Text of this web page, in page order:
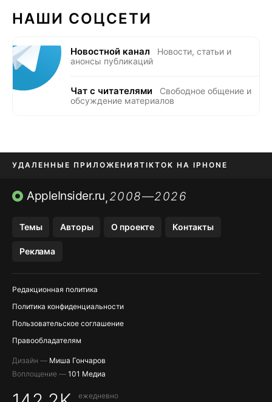
НАШИ СОЦСЕТИ
Новостной канал
Новости, статьи и
анонсы публикаций
Чат с читателями
Свободное общение и
обсуждение материалов
УДАЛЕННЫЕ ПРИЛОЖЕНИЯTIKTOK НА IPHONE
ПРИЛОЖЕНИЯ БЕЗ APP STORE
AppleInsider.ru,2008—2026
Темы Авторы О проекте Контакты
Реклама
Редакционная политика
Политика конфиденциальности
Пользовательское соглашение
Правообладателям
Дизайн — Миша Гончаров
Воплощение — 101 Медиа
ежедневно